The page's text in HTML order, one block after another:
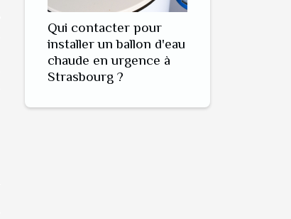
Qui contacter pour
installer un ballon d'eau
chaude en urgence à
Strasbourg ?